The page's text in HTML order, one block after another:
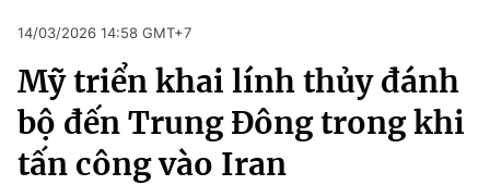
Chuyên mục
Chính trị
Xã hội
Pháp luật
Kinh tế
Thể thao
Truyền hình
Văn hóa - Giải trí
14/03/2026 14:58 GMT+7
Mỹ triển khai lính thủy đánh
bộ đến Trung Đông trong khi
tấn công vào Iran